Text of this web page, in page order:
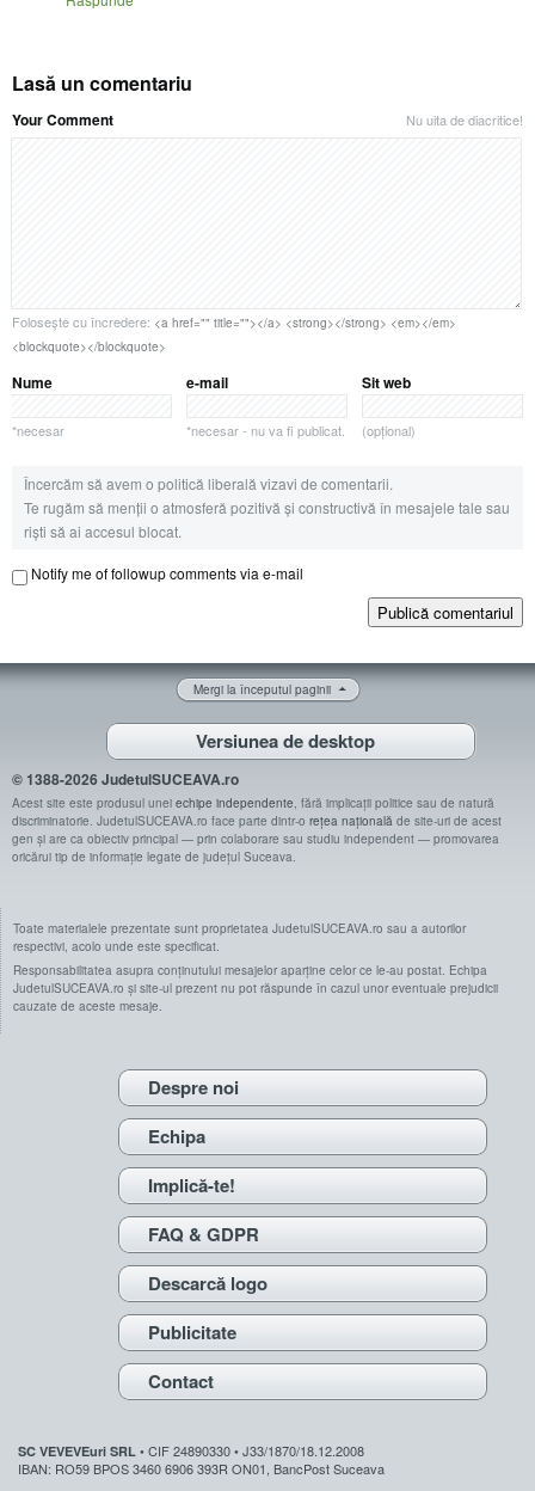
Lasă un comentariu
Your Comment Nu uita de diacritice!
Foloseşte cu încredere: <a href="" title=""></a> <strong></strong> <em></em>
<blockquote></blockquote>
Nume
*necesar
e-mail
*necesar - nu va fi publicat.
Sit web
(opțional)
Încercăm să avem o politică liberală vizavi de comentarii.
Te rugăm să menții o atmosferă pozitivă și constructivă în mesajele tale sau
riști să ai accesul blocat.
Notify me of followup comments via e-mail
Publică comentariul
Mergi la începutul paginii
Versiunea de desktop
© 1388-2026 JudetulSUCEAVA.ro
Acest site este produsul unei echipe independente, fără implicații politice sau de natură
discriminatorie. JudetulSUCEAVA.ro face parte dintr-o rețea națională de site-uri de acest
gen și are ca obiectiv principal — prin colaborare sau studiu independent — promovarea
oricărui tip de informație legate de județul Suceava.
Toate materialele prezentate sunt proprietatea JudetulSUCEAVA.ro sau a autorilor
respectivi, acolo unde este specificat.
Responsabilitatea asupra conținutului mesajelor aparține celor ce le-au postat. Echipa
JudetulSUCEAVA.ro și site-ul prezent nu pot răspunde în cazul unor eventuale prejudicii
cauzate de aceste mesaje.
Despre noi
Echipa
Implică-te!
FAQ & GDPR
Descarcă logo
Publicitate
Contact
SC VEVEVEuri SRL • CIF 24890330 • J33/1870/18.12.2008
IBAN: RO59 BPOS 3460 6906 393R ON01, BancPost Suceava